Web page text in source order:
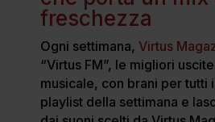
freschezza
Ogni settimana, Virtus
“Virtus FM”, le migliori
musicale, con brani per tutti
playlist della settimana e